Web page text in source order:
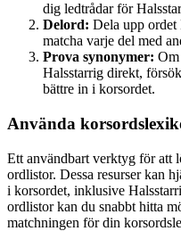
dig ledtrådar för
Delord: Dela upp ordet
matcha varje del med
Prova synonymer: Om
Halsstarrig direkt,
bättre in i korsordet.
Använda
Ett användbart verktyg för att
ordlistor. Dessa resurser kan
i korsordet, inklusive
ordlistor kan du snabbt hitta
matchningen för din